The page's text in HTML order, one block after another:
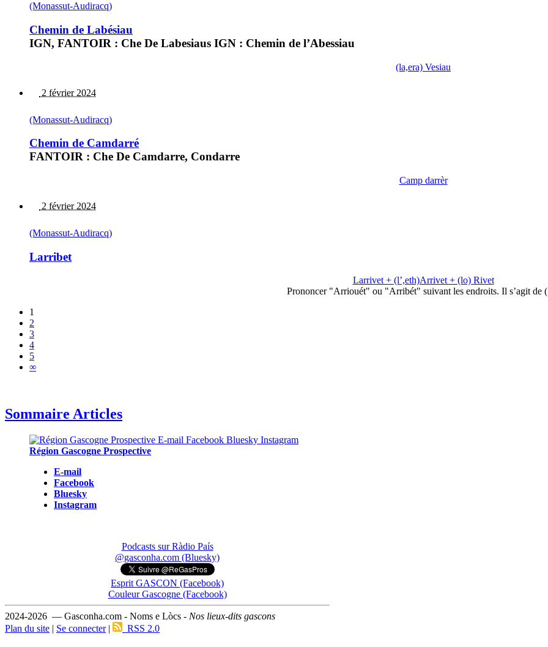
(Monassut-Audiracq)
Chemin de Labésiau
IGN, FANTOIR : Che De Labesiaus IGN : Chemin de l’Abessiau
(la,era) Vesiau
2 février 2024
(Monassut-Audiracq)
Chemin de Camdarré
FANTOIR : Che De Camdarre, Condarre
Camp darrèr
2 février 2024
(Monassut-Audiracq)
Larribet
Larrivet + (l’,eth)Arrivet + (lo) Rivet
Prononcer "Arriouét" ou "Arribét" suivant les endroits. Il s’agit
1
2
3
4
5
∞
Sommaire Articles
Région Gascogne Prospective
E-mail
Facebook
Bluesky
Instagram
Podcasts sur Ràdio País
@gasconha.com (Bluesky)
Esprit GASCON (Facebook)
Couleur Gascogne (Facebook)
2024-2026 — Gasconha.com - Noms e Lòcs - Nos lieux-dits gascons
Plan du site | Se connecter| RSS 2.0